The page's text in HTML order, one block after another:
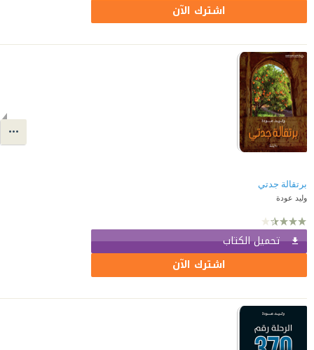
اشترك الآن
برتقالة جدتي
وليد عودة
تحميل الكتاب
اشترك الآن